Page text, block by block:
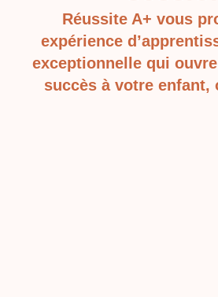
Réussite A+ vous
expérience
exceptionnelle qui
succès à votre enfant,